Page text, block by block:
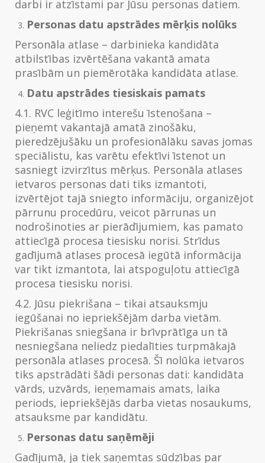
darbi ir atzīstami par Jūsu personas datiem.
Personas datu apstrādes mērķis nolūks
Personāla atlase – darbinieka kandidāta
atbilstības izvērtēšana vakantā amata
prasībām un piemērotāka kandidāta atlase.
Datu apstrādes tiesiskais pamats
4.1. RVC leģitīmo interešu īstenošana –
pieņemt vakantajā amatā zinošāku,
pieredzējušāku un profesionālāku savas jomas
speciālistu, kas varētu efektīvi īstenot un
sasniegt izvirzītus mērķus. Personāla atlases
ietvaros personas dati tiks izmantoti,
izvērtējot tajā sniegto informāciju, organizējot
pārrunu procedūru, veicot pārrunas un
nodrošinoties ar pierādījumiem, kas pamato
attiecīgā procesa tiesisku norisi. Strīdus
gadījumā atlases procesā iegūtā informācija
var tikt izmantota, lai atspoguļotu attiecīgā
procesa tiesisku norisi.
4.2. Jūsu piekrišana – tikai atsauksmju
iegūšanai no iepriekšējām darba vietām.
Piekrišanas sniegšana ir brīvprātīga un tā
nesniegšana neliedz piedalīties turpmākajā
personāla atlases procesā. Šī nolūka ietvaros
tiks apstrādāti šādi personas dati: kandidāta
vārds, uzvārds, ieņemamais amats, laika
periods, iepriekšējās darba vietas nosaukums,
atsauksme par kandidātu.
Personas datu saņēmēji
Gadījumā, ja tiek saņemtas sūdzības par